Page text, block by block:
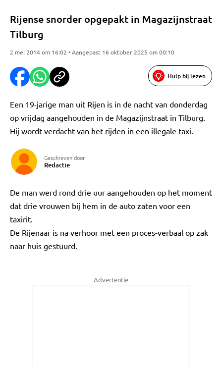
Rijense snorder opgepakt in Magazijnstraat
Tilburg
2 mei 2014 om 16:02 • Aangepast 16 oktober 2025 om 00:10
Hulp bij lezen
Een 19-jarige man uit Rijen is in de nacht van donderdag
op vrijdag aangehouden in de Magazijnstraat in Tilburg.
Hij wordt verdacht van het rijden in een illegale taxi.
Geschreven door
Redactie
De man werd rond drie uur aangehouden op het moment
dat drie vrouwen bij hem in de auto zaten voor een
taxirit.
De Rijenaar is na verhoor met een proces-verbaal op zak
naar huis gestuurd.
Advertentie